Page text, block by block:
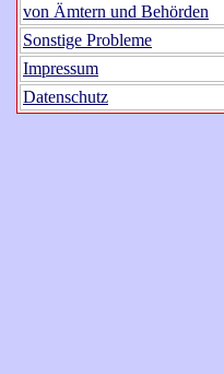
von Ämtern und Behörden
Sonstige Probleme
Impressum
Datenschutz